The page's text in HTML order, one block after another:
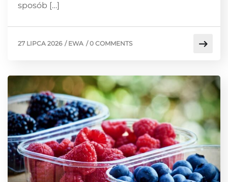
sposób […]
27 LIPCA 2026 / EWA /0 COMMENTS